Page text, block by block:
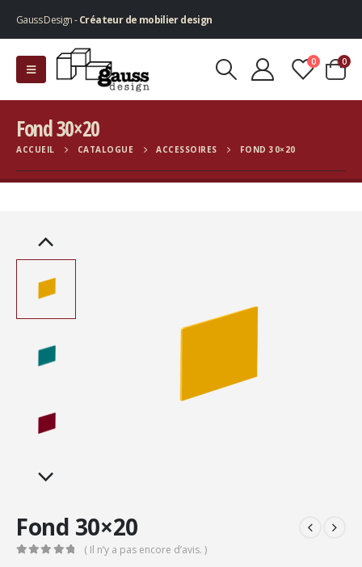
Gauss Design -Créateur de mobilier design
0 0
Fond 30×20
ACCUEIL CATALOGUE ACCESSOIRES FOND 30×20
Fond 30×20
( Il n’y a pas encore d’avis. )